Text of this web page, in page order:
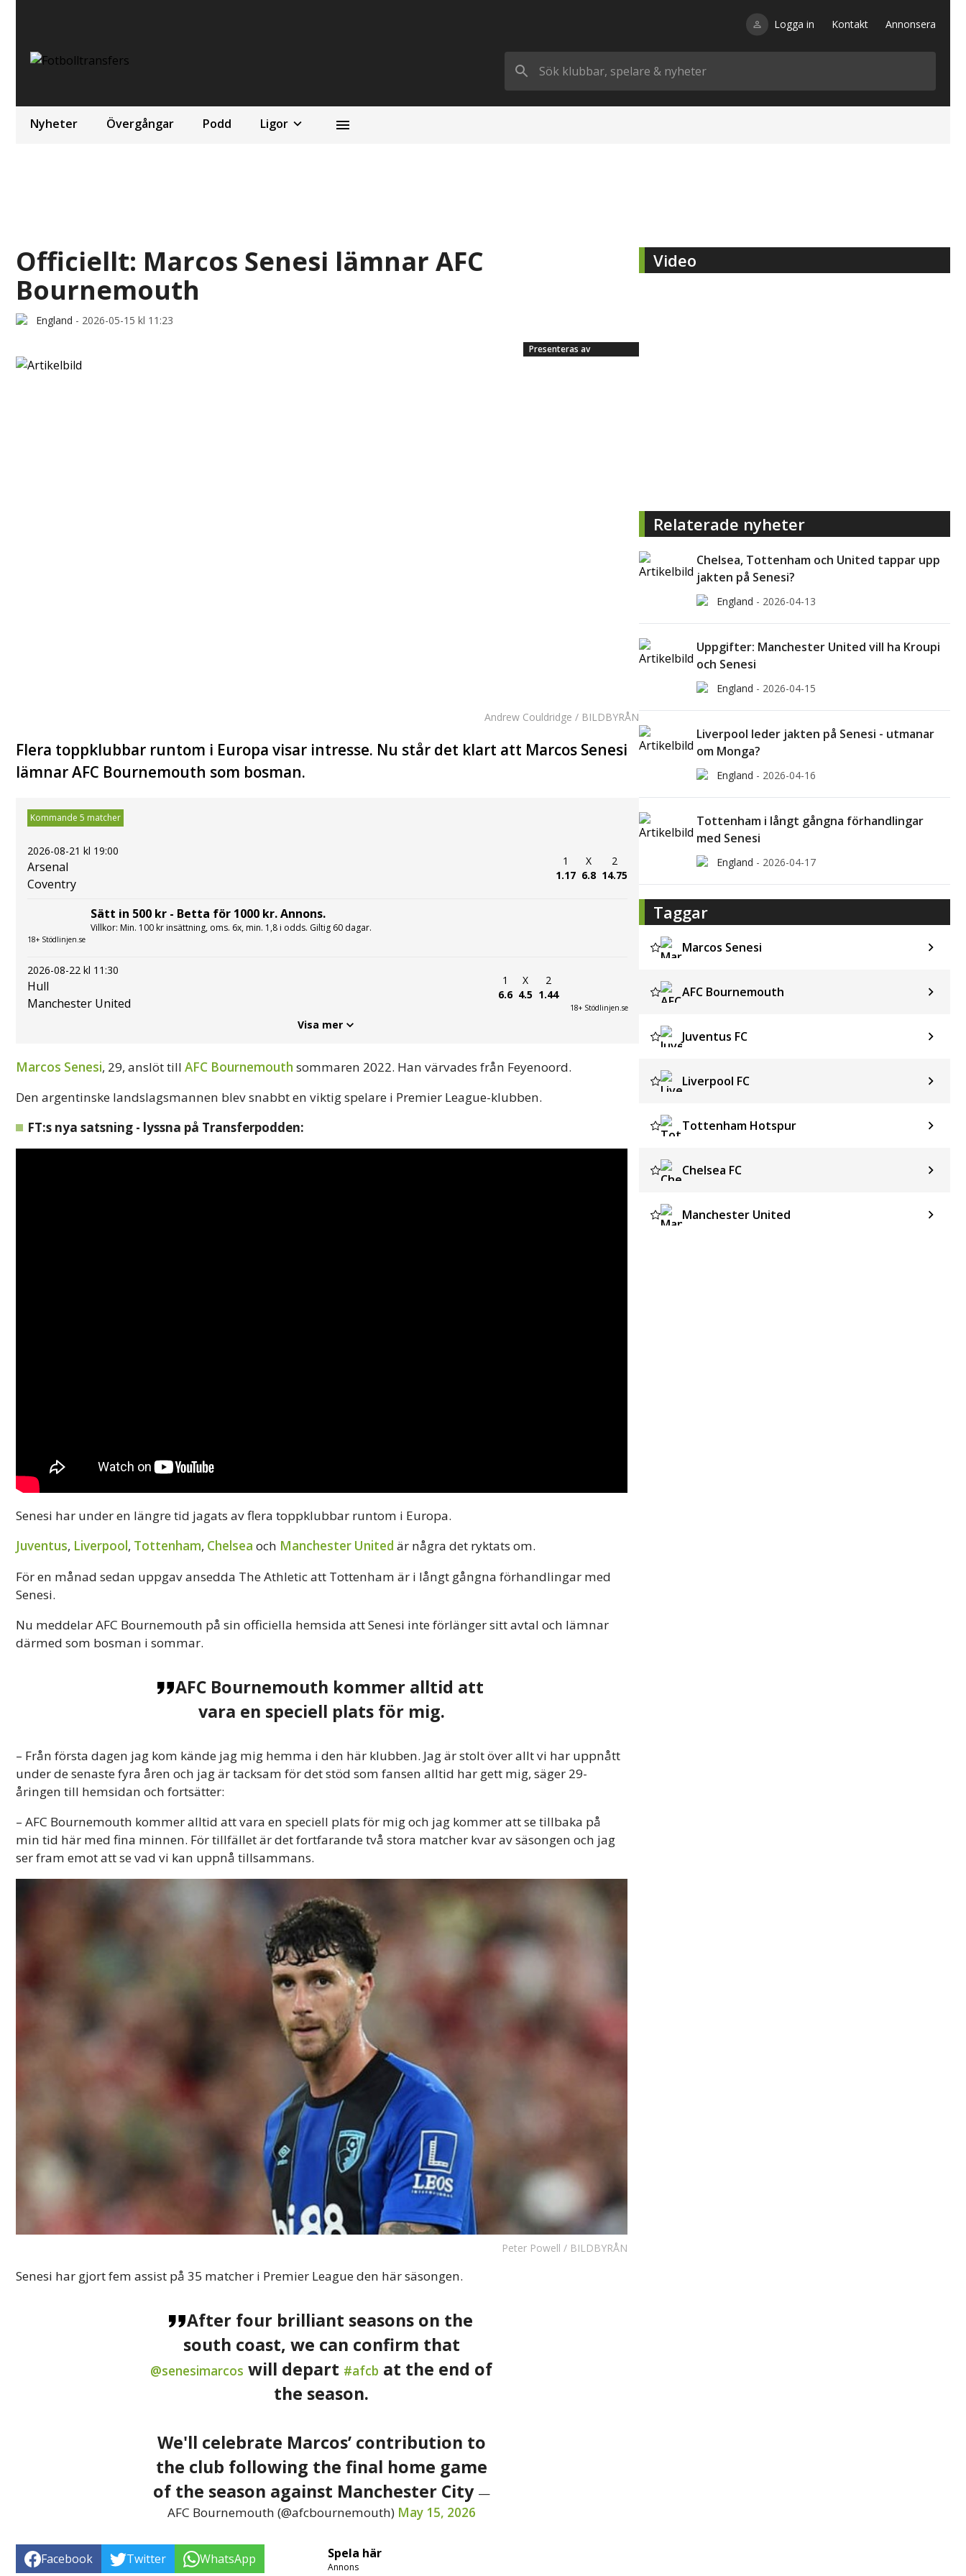
Logga in Kontakt Annonsera
Nyheter Övergångar Podd Ligor
Officiellt: Marcos Senesi lämnar AFC
Bournemouth
England - 2026-05-15 kl 11:23
Presenteras av
Andrew Couldridge / BILDBYRÅN
Flera toppklubbar runtom i Europa visar intresse. Nu står det klart att Marcos Senesi
lämnar AFC Bournemouth som bosman.
Kommande 5 matcher
2026-08-21 kl 19:00
Arsenal
Coventry
1
1.17
X
6.8
2
14.75
18+ Stödlinjen.se
Sätt in 500 kr - Betta för 1000 kr. Annons.
Villkor: Min. 100 kr insättning, oms. 6x, min. 1,8 i odds. Giltig 60 dagar.
2026-08-22 kl 11:30
Hull
Manchester United
1
6.6
X
4.5
2
1.44
18+ Stödlinjen.se
Visa mer
Marcos Senesi, 29, anslöt till AFC Bournemouth sommaren 2022. Han värvades från Feyenoord.
Den argentinske landslagsmannen blev snabbt en viktig spelare i Premier League-klubben.
FT:s nya satsning - lyssna på Transferpodden:
Senesi har under en längre tid jagats av flera toppklubbar runtom i Europa.
Juventus, Liverpool, Tottenham, Chelsea och Manchester United är några det ryktats om.
För en månad sedan uppgav ansedda The Athletic att Tottenham är i långt gångna förhandlingar med
Senesi.
Nu meddelar AFC Bournemouth på sin officiella hemsida att Senesi inte förlänger sitt avtal och lämnar
därmed som bosman i sommar.
AFC Bournemouth kommer alltid att
vara en speciell plats för mig.
– Från första dagen jag kom kände jag mig hemma i den här klubben. Jag är stolt över allt vi har uppnått
under de senaste fyra åren och jag är tacksam för det stöd som fansen alltid har gett mig, säger 29-
åringen till hemsidan och fortsätter:
– AFC Bournemouth kommer alltid att vara en speciell plats för mig och jag kommer att se tillbaka på
min tid här med fina minnen. För tillfället är det fortfarande två stora matcher kvar av säsongen och jag
ser fram emot att se vad vi kan uppnå tillsammans.
Peter Powell / BILDBYRÅN
Senesi har gjort fem assist på 35 matcher i Premier League den här säsongen.
After four brilliant seasons on the
south coast, we can confirm that
@senesimarcos will depart #afcb at the end of
the season.
We'll celebrate Marcos’ contribution to
the club following the final home game
of the season against Manchester City —
AFC Bournemouth (@afcbournemouth) May 15, 2026
Facebook Twitter WhatsApp Spela här
Annons
Video
Relaterade nyheter
Chelsea, Tottenham och United tappar upp
jakten på Senesi?
England - 2026-04-13
Uppgifter: Manchester United vill ha Kroupi
och Senesi
England - 2026-04-15
Liverpool leder jakten på Senesi - utmanar
om Monga?
England - 2026-04-16
Tottenham i långt gångna förhandlingar
med Senesi
England - 2026-04-17
Taggar
Marcos Senesi
AFC Bournemouth
Juventus FC
Liverpool FC
Tottenham Hotspur
Chelsea FC
Manchester United